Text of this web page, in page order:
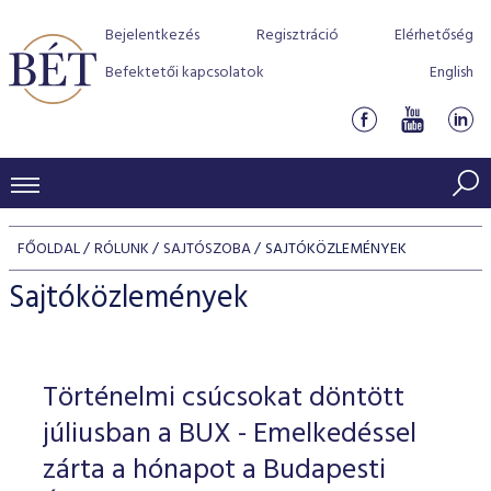
Bejelentkezés Regisztráció
Elérhetőség
Befektetői kapcsolatok
English
KERESKEDÉSI ADATOK
INDEXEK
Jelzáloglevél indexek
Vállalati kötvény indexek
Azonnali Piac
Részvények
Származékos piac
BEFEKTETŐK
Részvény szekció
Hitelpapír szekció
BÉT szabályzatok
Befektetővédelem
Alkalmazott díjstruktúra
Elszámolás
Részvény és vállalati kötvény tőzsdei bevezetését
program
BÉT Xtend - Részvénypiac egyszerűen
TŐZSDETAGOK
Tőzsdetagok, üzletkötők
VENDOROK
FŐOLDAL RÓLUNK SAJTÓSZOBA SAJTÓKÖZLEMÉNYEK
Sajtóközlemények
Történelmi csúcsokat döntött
júliusban a BUX - Emelkedéssel
zárta a hónapot a Budapesti